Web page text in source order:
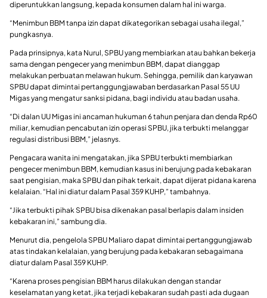
diperuntukkan langsung, kepada konsumen dalam hal ini warga.
“Menimbun BBM tanpa izin dapat dikategorikan sebagai usaha ilegal,”
pungkasnya.
Pada prinsipnya, kata Nurul, SPBU yang membiarkan atau bahkan bekerja
sama dengan pengecer yang menimbun BBM, dapat dianggap
melakukan perbuatan melawan hukum. Sehingga, pemilik dan karyawan
SPBU dapat dimintai pertanggungjawaban berdasarkan Pasal 55 UU
Migas yang mengatur sanksi pidana, bagi individu atau badan usaha.
“Di dalan UU Migas ini ancaman hukuman 6 tahun penjara dan denda Rp60
miliar, kemudian pencabutan izin operasi SPBU, jika terbukti melanggar
regulasi distribusi BBM,” jelasnys.
Pengacara wanita ini mengatakan, jika SPBU terbukti membiarkan
pengecer menimbun BBM, kemudian kasus ini berujung pada kebakaran
saat pengisian, maka SPBU dan pihak terkait, dapat dijerat pidana karena
kelalaian. “Hal ini diatur dalam Pasal 359 KUHP,” tambahnya.
“Jika terbukti pihak SPBU bisa dikenakan pasal berlapis dalam insiden
kebakaran ini,” sambung dia.
Menurut dia, pengelola SPBU Maliaro dapat dimintai pertanggungjawab
atas tindakan kelalaian, yang berujung pada kebakaran sebagaimana
diatur dalam Pasal 359 KUHP.
“Karena proses pengisian BBM harus dilakukan dengan standar
keselamatan yang ketat, jika terjadi kebakaran sudah pasti ada dugaan